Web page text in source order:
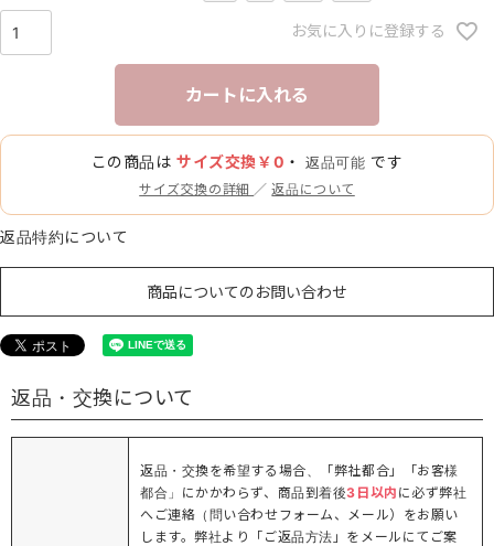
お気に入りに登録する
カートに入れる
この商品はサイズ交換￥0 ・返品可能 です
サイズ交換の詳細 ／返品について
返品特約について
商品についてのお問い合わせ
返品・交換について
返品・交換を希望する場合、「弊社都合」「お客様
都合」にかかわらず、商品到着後3日以内 に必ず弊社
へご連絡（問い合わせフォーム、メール）をお願い
します。弊社より「ご返品方法」をメールにてご案